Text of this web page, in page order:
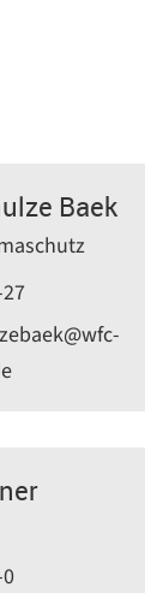
Baek